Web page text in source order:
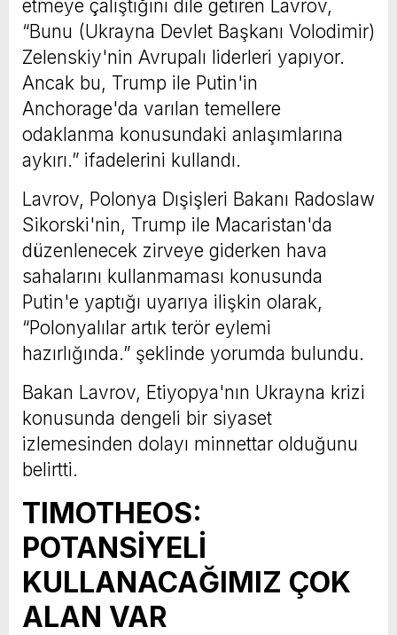
etmeye çalıştığını dile getiren Lavrov,
“Bunu (Ukrayna Devlet Başkanı Volodimir)
Zelenskiy'nin Avrupalı liderleri yapıyor.
Ancak bu, Trump ile Putin'in
Anchorage'da varılan temellere
odaklanma konusundaki anlaşımlarına
aykırı.” ifadelerini kullandı.
Lavrov, Polonya Dışişleri Bakanı Radoslaw
Sikorski'nin, Trump ile Macaristan'da
düzenlenecek zirveye giderken hava
sahalarını kullanmaması konusunda
Putin'e yaptığı uyarıya ilişkin olarak,
“Polonyalılar artık terör eylemi
hazırlığında.” şeklinde yorumda bulundu.
Bakan Lavrov, Etiyopya'nın Ukrayna krizi
konusunda dengeli bir siyaset
izlemesinden dolayı minnettar olduğunu
belirtti.
TIMOTHEOS:
POTANSİYELİ
KULLANACAĞIMIZ ÇOK
ALAN VAR